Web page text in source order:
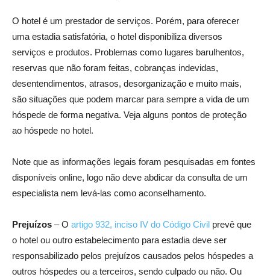
O hotel é um prestador de serviços. Porém, para oferecer
uma estadia satisfatória, o hotel disponibiliza diversos
serviços e produtos. Problemas como lugares barulhentos,
reservas que não foram feitas, cobranças indevidas,
desentendimentos, atrasos, desorganização e muito mais,
são situações que podem marcar para sempre a vida de um
hóspede de forma negativa. Veja alguns pontos de proteção
ao hóspede no hotel.
Note que as informações legais foram pesquisadas em fontes
disponíveis online, logo não deve abdicar da consulta de um
especialista nem levá-las como aconselhamento.
Prejuízos – O artigo 932, inciso IV do Código Civil prevê que
o hotel ou outro estabelecimento para estadia deve ser
responsabilizado pelos prejuízos causados pelos hóspedes a
outros hóspedes ou a terceiros, sendo culpado ou não. Ou